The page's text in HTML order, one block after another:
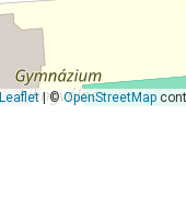
Leaflet| ©OpenStreetMap